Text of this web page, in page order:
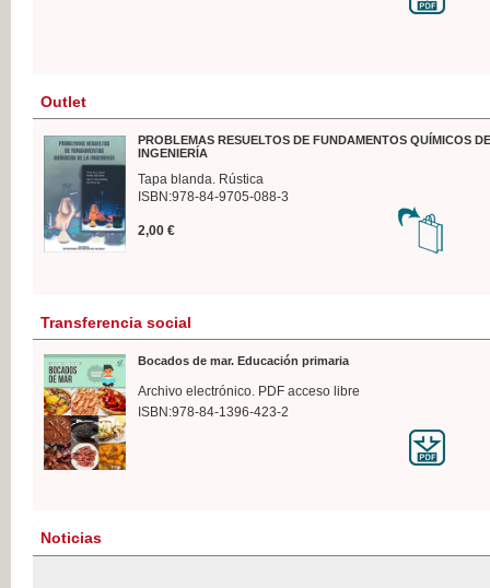
Outlet
PROBLEMAS RESUELTOS DE FUNDAMENTOS QUÍMICOS
INGENIERÍA
Tapa blanda. Rústica
ISBN:978-84-9705-088-3
2,00 €
Transferencia social
Bocados de mar. Educación primaria
Archivo electrónico. PDF acceso libre
ISBN:978-84-1396-423-2
Noticias